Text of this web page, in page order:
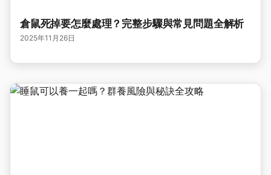
倉鼠死掉要怎麼處理？完整步驟與常見問題全解析
2025年11月26日